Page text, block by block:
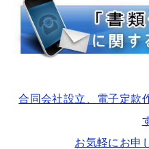
合同会社設立、電子定款
お気軽にお申